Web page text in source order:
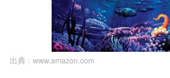
出典 : www.amazon.com